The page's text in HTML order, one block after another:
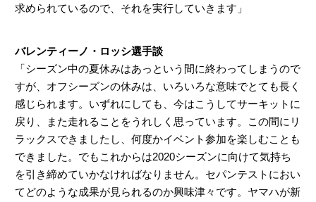
求められているので、それを実行していきます」
バレンティーノ・ロッシ選手談
「シーズン中の夏休みはあっという間に終わってしまうので
すが、オフシーズンの休みは、いろいろな意味でとても長く
感じられます。いずれにしても、今はこうしてサーキットに
戻り、また走れることをうれしく思っています。この間にリ
ラックスできましたし、何度かイベント参加を楽しむことも
できました。でもこれからは2020シーズンに向けて気持ち
を引き締めていかなければなりません。セパンテストにおい
てどのような成果が見られるのか興味津々です。ヤマハが新